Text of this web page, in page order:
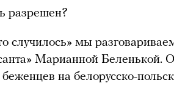
разрешен?
случилось» мы
Марианной Беленькой.
на белорусско-